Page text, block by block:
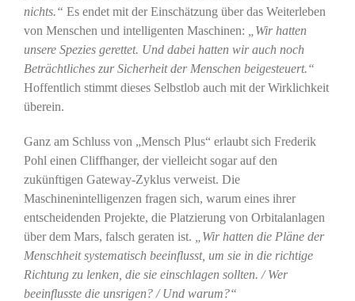
nichts.“ Es endet mit der Einschätzung über das Weiterleben
von Menschen und intelligenten Maschinen:
„Wir hatten
unsere Spezies gerettet. Und dabei hatten wir auch noch
Beträchtliches zur Sicherheit der Menschen beigesteuert.“
Hoffentlich stimmt dieses Selbstlob auch mit der Wirklichkeit
überein.
Ganz am Schluss von „Mensch Plus“ erlaubt sich Frederik
Pohl einen Cliffhanger, der vielleicht sogar auf den
zukünftigen Gateway-Zyklus verweist. Die
Maschinenintelligenzen fragen sich, warum eines ihrer
entscheidenden Projekte, die Platzierung von Orbitalanlagen
über dem Mars, falsch geraten ist.
„Wir hatten die Pläne der
Menschheit systematisch beeinflusst, um sie in die richtige
Richtung zu lenken, die sie einschlagen sollten. / Wer
beeinflusste die unsrigen? / Und warum?“